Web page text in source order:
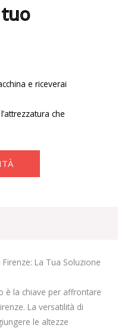
e riceverai
che
La Tua Soluzione
è la chiave per affrontare
La versatilità di
le altezze